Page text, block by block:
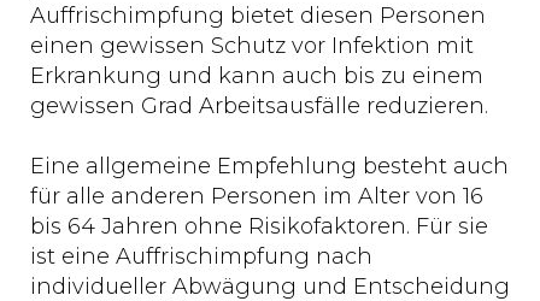
Auffrischimpfung bietet diesen Personen
einen gewissen Schutz vor Infektion mit
Erkrankung und kann auch bis zu einem
gewissen Grad Arbeitsausfälle reduzieren.
Eine allgemeine Empfehlung besteht auch
für alle anderen Personen im Alter von 16
bis 64 Jahren ohne Risikofaktoren. Für sie
ist eine Auffrischimpfung nach
individueller Abwägung und Entscheidung